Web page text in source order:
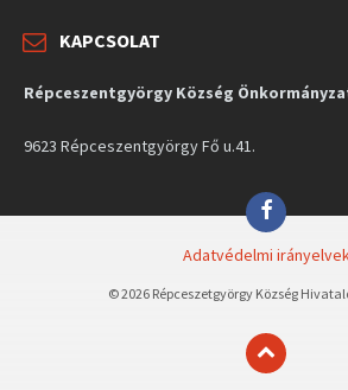
KAPCSOLAT
Répceszentgyörgy Község
9623 Répceszentgyörgy Fő u.41.
Facebook
Adatvédelmi
© 2026 Répceszetgyörgy Község